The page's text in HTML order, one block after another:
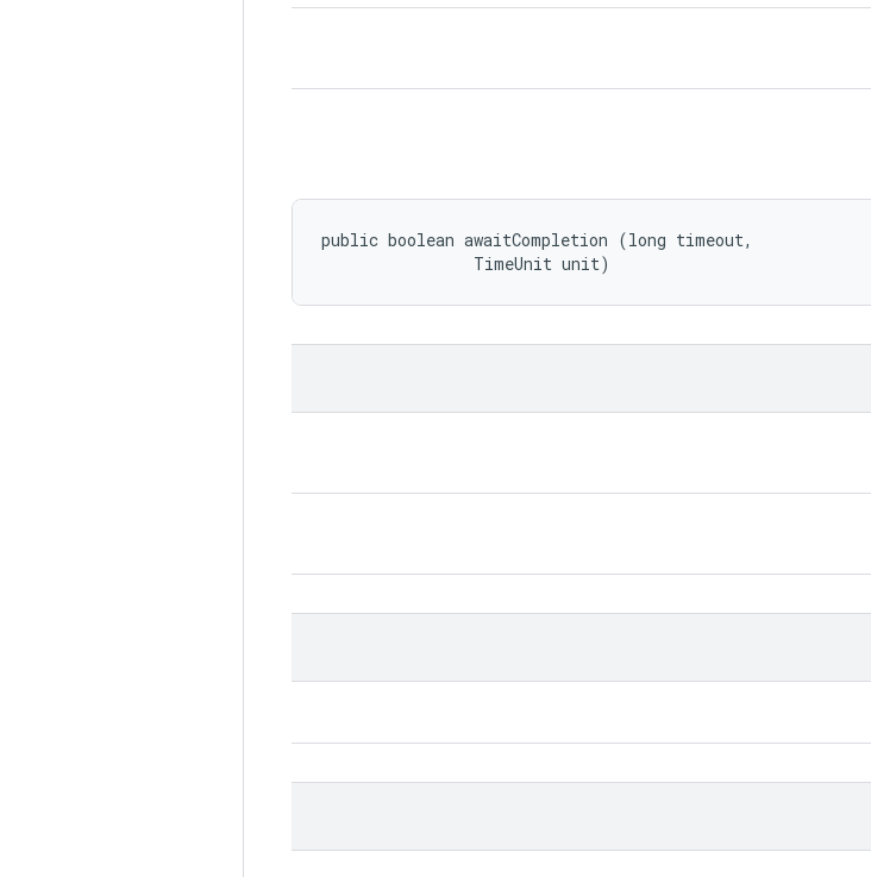
public boolean awaitCompletion (long timeout,
                TimeUnit unit)